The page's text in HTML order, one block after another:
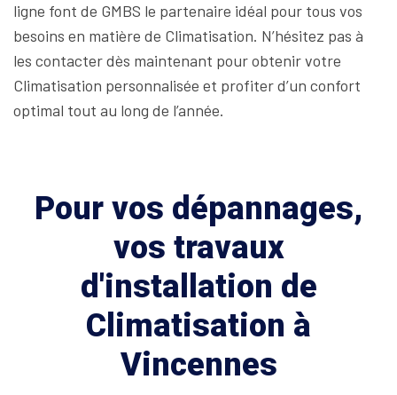
ligne font de GMBS le partenaire idéal pour tous vos
besoins en matière de Climatisation. N’hésitez pas à
les contacter dès maintenant pour obtenir votre
Climatisation personnalisée et profiter d’un confort
optimal tout au long de l’année.
Pour vos dépannages,
vos travaux
d'installation de
Climatisation à
Vincennes